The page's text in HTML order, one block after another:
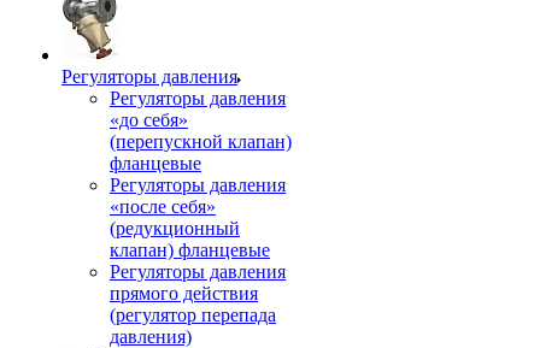
Регуляторы давления
Регуляторы давления
«до себя»
(перепускной клапан)
фланцевые
Регуляторы давления
«после себя»
(редукционный
клапан) фланцевые
Регуляторы давления
прямого действия
(регулятор перепада
давления)